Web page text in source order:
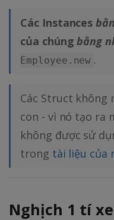
Các Instances
của chúngbằng
Employee.new .
Các Struct không
con - vì nó tạo ra
không được sử
trong tài liệu của
Nghịch 1 tí